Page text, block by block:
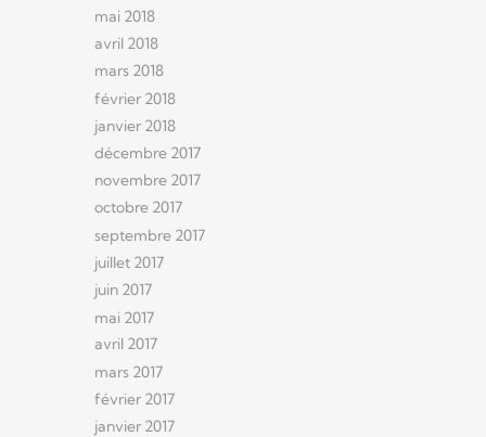
mai 2018
avril 2018
mars 2018
février 2018
janvier 2018
décembre 2017
novembre 2017
octobre 2017
septembre 2017
juillet 2017
juin 2017
mai 2017
avril 2017
mars 2017
février 2017
janvier 2017